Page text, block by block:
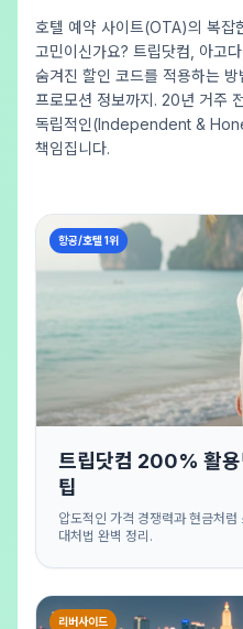
호텔 예약 사이트(OTA)의 복잡
고민이신가요? 트립닷컴, 아고
숨겨진 할인 코드를 적용하는
프로모션 정보까지. 20년 거주
독립적인(Independent &
책임집니다.
항공/호텔 1위
트립닷컴 200% 활용
팁
압도적인 가격 경쟁력과 현금처
대처법 완벽 정리.
리버사이드